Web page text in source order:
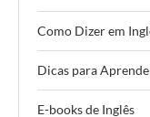
Como Dizer em
Dicas para
E-books de Inglês